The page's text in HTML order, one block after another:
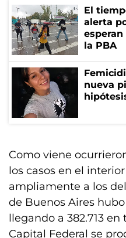
El
alerta
la PBA
nueva
Como viene
los casos en el
ampliamente a los
de Buenos Aires
llegando a 382.713
Capital Federal se